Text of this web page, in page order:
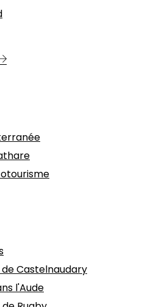
Castelnaudary
l'Aude